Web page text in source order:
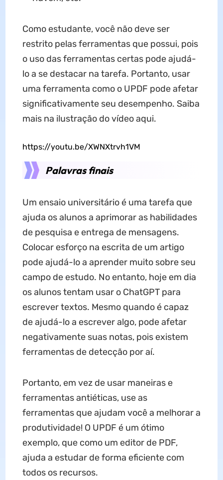
Como estudante, você não deve ser
restrito pelas ferramentas que possui, pois
o uso das ferramentas certas pode ajudá-
lo a se destacar na tarefa. Portanto, usar
uma ferramenta como o UPDF pode afetar
significativamente seu desempenho. Saiba
mais na ilustração do vídeo aqui.
https://youtu.be/XWNXtrvh1VM
Palavras finais
Um ensaio universitário é uma tarefa que
ajuda os alunos a aprimorar as habilidades
de pesquisa e entrega de mensagens.
Colocar esforço na escrita de um artigo
pode ajudá-lo a aprender muito sobre seu
campo de estudo. No entanto, hoje em dia
os alunos tentam usar o ChatGPT para
escrever textos. Mesmo quando é capaz
de ajudá-lo a escrever algo, pode afetar
negativamente suas notas, pois existem
ferramentas de detecção por aí.
Portanto, em vez de usar maneiras e
ferramentas antiéticas, use as
ferramentas que ajudam você a melhorar a
produtividade! O UPDF é um ótimo
exemplo, que como um editor de PDF,
ajuda a estudar de forma eficiente com
todos os recursos.